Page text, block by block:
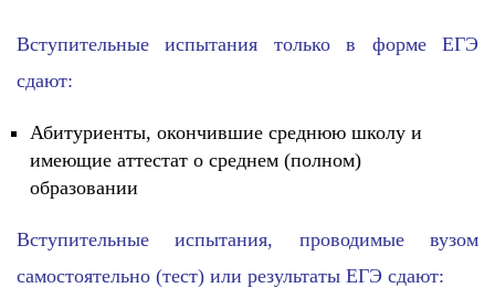
Вступительные испытания только в форме ЕГЭ
сдают:
Абитуриенты, окончившие среднюю школу и
имеющие аттестат о среднем (полном)
образовании
Вступительные испытания, проводимые вузом
самостоятельно (тест) или результаты ЕГЭ сдают: